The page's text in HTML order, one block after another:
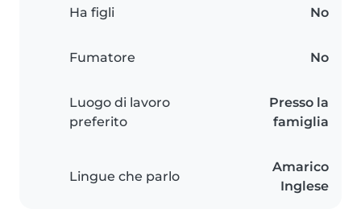
Ha figli No
Fumatore No
Luogo di lavoro
preferito
Presso la
famiglia
Lingue che parlo
Amarico
Inglese